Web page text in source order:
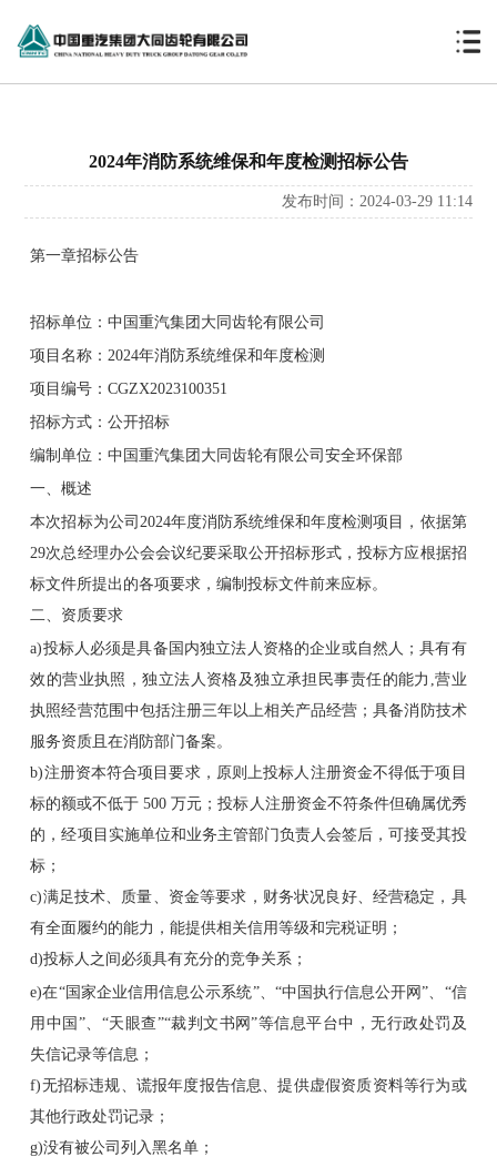
2024年消防系统维保和年度检测招标公告
发布时间：2024-03-29 11:14
第一章招标公告
招标单位：中国重汽集团大同齿轮有限公司
项目名称：2024年消防系统维保和年度检测
项目编号：CGZX2023100351
招标方式：公开招标
编制单位：中国重汽集团大同齿轮有限公司安全环保部
一、概述
本次招标为公司2024年度消防系统维保和年度检测项目，依据第
29次总经理办公会会议纪要采取公开招标形式，投标方应根据招
标文件所提出的各项要求，编制投标文件前来应标。
二、资质要求
a)投标人必须是具备国内独立法人资格的企业或自然人；具有有
效的营业执照，独立法人资格及独立承担民事责任的能力,营业
执照经营范围中包括注册三年以上相关产品经营；具备消防技术
服务资质且在消防部门备案。
b)注册资本符合项目要求，原则上投标人注册资金不得低于项目
标的额或不低于 500 万元；投标人注册资金不符条件但确属优秀
的，经项目实施单位和业务主管部门负责人会签后，可接受其投
标；
c)满足技术、质量、资金等要求，财务状况良好、经营稳定，具
有全面履约的能力，能提供相关信用等级和完税证明；
d)投标人之间必须具有充分的竞争关系；
e)在“国家企业信用信息公示系统”、“中国执行信息公开网”、“信
用中国”、“天眼查”“裁判文书网”等信息平台中，无行政处罚及
失信记录等信息；
f)无招标违规、谎报年度报告信息、提供虚假资质资料等行为或
其他行政处罚记录；
g)没有被公司列入黑名单；